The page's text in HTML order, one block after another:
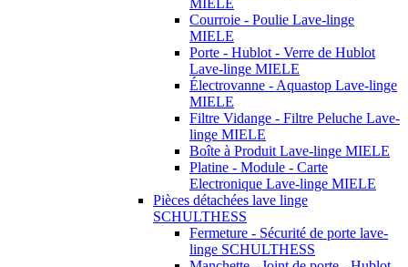
Courroie - Poulie Lave-linge
MIELE
Porte - Hublot - Verre de Hublot
Lave-linge MIELE
Électrovanne - Aquastop Lave-linge
MIELE
Filtre Vidange - Filtre Peluche Lave-
linge MIELE
Boîte à Produit Lave-linge MIELE
Platine - Module - Carte
Electronique Lave-linge MIELE
Pièces détachées lave linge
SCHULTHESS
Fermeture - Sécurité de porte lave-
linge SCHULTHESS